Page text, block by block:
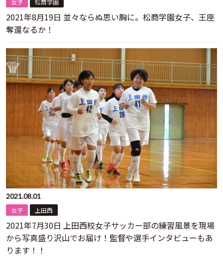
2021年8月19日 並々ならぬ思い胸に。松商学園女子、王座
奪還なるか！
2021.08.01
女子
上田西
2021年7月30日 上田西校女子サッカー部の練習風景を現場
から写真盛り沢山でお届け！監督や選手インタビューもあ
ります！！